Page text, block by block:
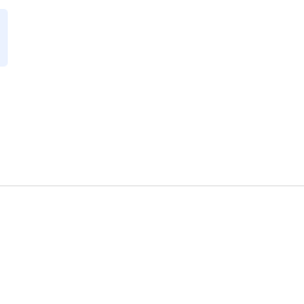
Wasza natura jest taka, że
was podbić i przezwyciężyć
bowiem tak głęboko